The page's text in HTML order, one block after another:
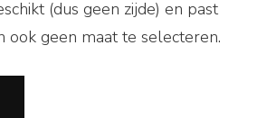
(dus geen zijde) en past
ook geen maat te selecteren.